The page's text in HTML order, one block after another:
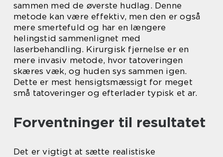
sammen med de øverste hudlag. Denne
metode kan være effektiv, men den er også
mere smertefuld og har en længere
helingstid sammenlignet med
laserbehandling. Kirurgisk fjernelse er en
mere invasiv metode, hvor tatoveringen
skæres væk, og huden sys sammen igen.
Dette er mest hensigtsmæssigt for meget
små tatoveringer og efterlader typisk et ar.
Forventninger til resultatet
Det er vigtigt at sætte realistiske